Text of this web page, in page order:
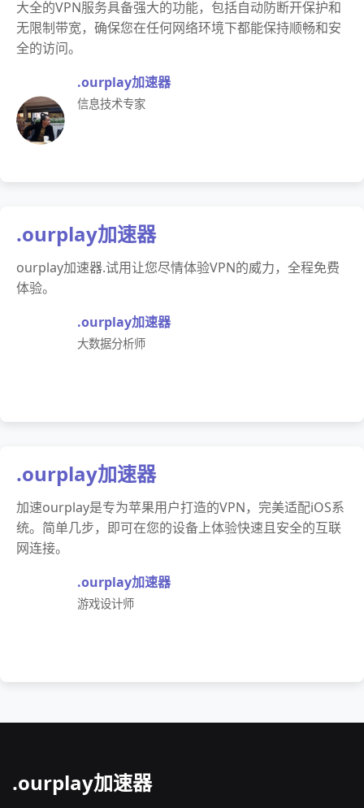
大全的VPN服务具备强大的功能，包括自动防断开保护和
无限制带宽，确保您在任何网络环境下都能保持顺畅和安
全的访问。
.ourplay加速器
信息技术专家
.ourplay加速器
ourplay加速器.试用让您尽情体验VPN的威力，全程免费
体验。
.ourplay加速器
大数据分析师
.ourplay加速器
加速ourplay是专为苹果用户打造的VPN，完美适配iOS系
统。简单几步，即可在您的设备上体验快速且安全的互联
网连接。
.ourplay加速器
游戏设计师
.ourplay加速器